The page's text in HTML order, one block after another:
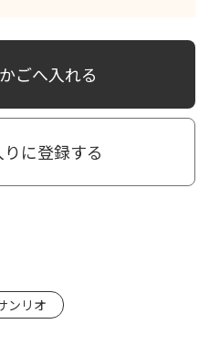
ごへ入れる
に登録する
ンリオ